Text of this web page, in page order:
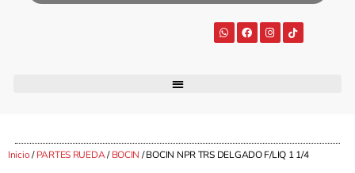
Inicio/PARTES RUEDA/BOCIN / BOCIN NPR TRS DELGADO F/LIQ 1 1/4